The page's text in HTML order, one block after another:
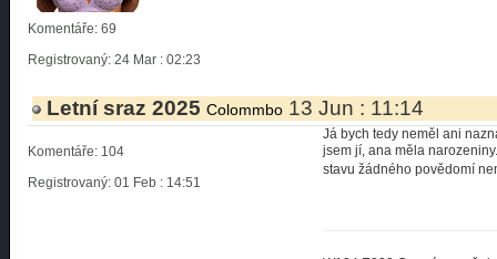
Komentáře: 69
Registrovaný: 24 Mar : 02:23
Letní sraz 2025 Colommbo 13 Jun : 11:14
Komentáře: 104
Registrovaný: 01 Feb : 14:51
Já bych tedy neměl ani
jsem jí, ana měla
stavu žádného povědomí